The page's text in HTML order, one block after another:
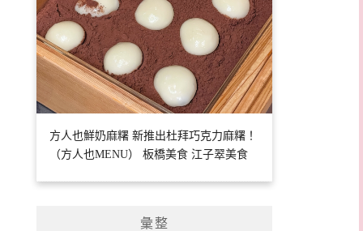
方人也鮮奶麻糬 新推出杜拜巧克力麻糬！
（方人也MENU） 板橋美食 江子翠美食
彙整